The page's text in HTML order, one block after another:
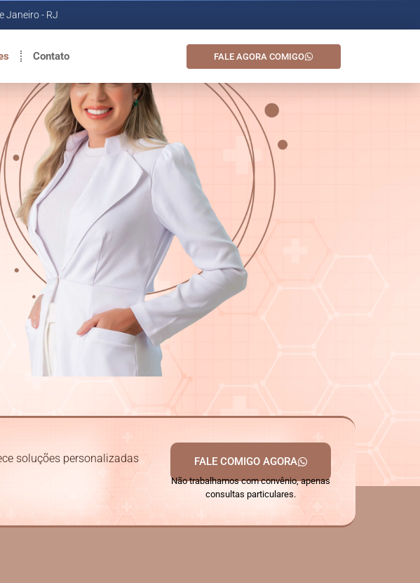
Janeiro - RJ
Contato FALE AGORA COMIGO
soluções personalizadas
FALE COMIGO AGORA
Não trabalhamos com convênio, apenas
consultas particulares.